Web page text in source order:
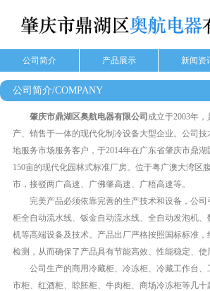
公司简介 产品展示 新闻资
公司简介/COMPANY
肇庆市鼎湖区奥航电器有限公司 成立于2003年
产、销售于一体的现代化制冷设备大型企业。公司
地服务市场服务客户，于2014年在广东省肇庆市鼎
150亩的现代化园林式标准厂房。位于粤广澳大湾区
市，接驳两广高速、广佛肇高速、广梧高速等。
完美产品必须依靠完善的生产技术和设备，公
柜全自动流水线、钣金自动流水线、全自动发泡机、
机等高端设备及技术。产品出厂严格按照国标标准
检测，从而确保了产品具有节能高效、性能稳定、使
公司生产的商用冷藏柜、冷冻柜、冷藏工作台
市柜、红酒柜、䁁胚柜、牛肉柜、商场冷冻柜等几